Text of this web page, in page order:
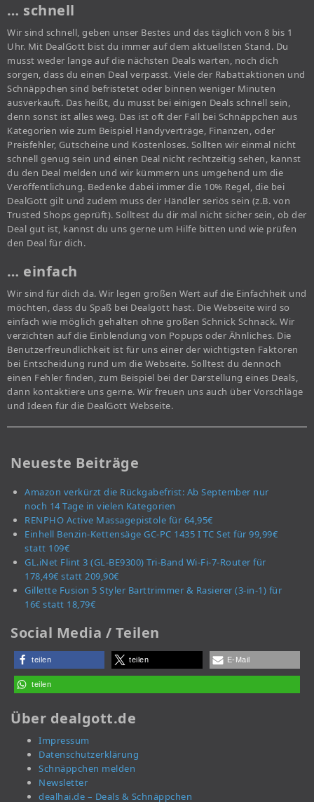
… schnell
Wir sind schnell, geben unser Bestes und das täglich von 8 bis 1
Uhr. Mit DealGott bist du immer auf dem aktuellsten Stand. Du
musst weder lange auf die nächsten Deals warten, noch dich
sorgen, dass du einen Deal verpasst. Viele der Rabattaktionen und
Schnäppchen sind befristetet oder binnen weniger Minuten
ausverkauft. Das heißt, du musst bei einigen Deals schnell sein,
denn sonst ist alles weg. Das ist oft der Fall bei Schnäppchen aus
Kategorien wie zum Beispiel Handyverträge, Finanzen, oder
Preisfehler, Gutscheine und Kostenloses. Sollten wir einmal nicht
schnell genug sein und einen Deal nicht rechtzeitig sehen, kannst
du den Deal melden und wir kümmern uns umgehend um die
Veröffentlichung. Bedenke dabei immer die 10% Regel, die bei
DealGott gilt und zudem muss der Händler seriös sein (z.B. von
Trusted Shops geprüft). Solltest du dir mal nicht sicher sein, ob der
Deal gut ist, kannst du uns gerne um Hilfe bitten und wie prüfen
den Deal für dich.
… einfach
Wir sind für dich da. Wir legen großen Wert auf die Einfachheit und
möchten, dass du Spaß bei Dealgott hast. Die Webseite wird so
einfach wie möglich gehalten ohne großen Schnick Schnack. Wir
verzichten auf die Einblendung von Popups oder Ähnliches. Die
Benutzerfreundlichkeit ist für uns einer der wichtigsten Faktoren
bei Entscheidung rund um die Webseite. Solltest du dennoch
einen Fehler finden, zum Beispiel bei der Darstellung eines Deals,
dann kontaktiere uns gerne. Wir freuen uns auch über Vorschläge
und Ideen für die DealGott Webseite.
Neueste Beiträge
Amazon verkürzt die Rückgabefrist: Ab September nur
noch 14 Tage in vielen Kategorien
RENPHO Active Massagepistole für 64,95€
Einhell Benzin-Kettensäge GC-PC 1435 I TC Set für 99,99€
statt 109€
GL.iNet Flint 3 (GL-BE9300) Tri-Band Wi-Fi-7-Router für
178,49€ statt 209,90€
Gillette Fusion 5 Styler Barttrimmer & Rasierer (3-in-1) für
16€ statt 18,79€
Social Media / Teilen
teilen teilen E-Mail
teilen
Über dealgott.de
Impressum
Datenschutzerklärung
Schnäppchen melden
Newsletter
dealhai.de – Deals & Schnäppchen